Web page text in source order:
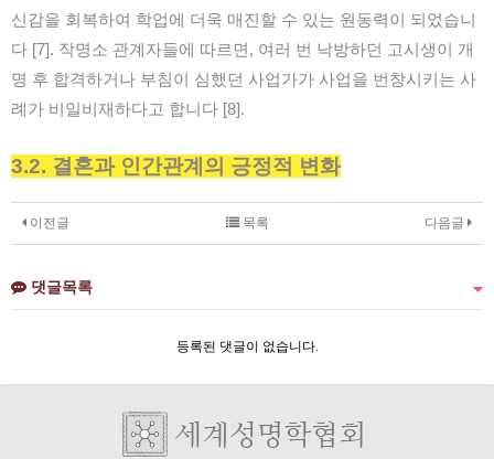
신감을 회복하여 학업에 더욱 매진할 수 있는 원동력이 되었습니
다 [7]. 작명소 관계자들에 따르면, 여러 번 낙방하던 고시생이 개
명 후 합격하거나 부침이 심했던 사업가가 사업을 번창시키는 사
례가 비일비재하다고 합니다 [8].
3.2. 결혼과 인간관계의 긍정적 변화
이전글 다음글
목록
댓글목록
등록된 댓글이 없습니다.